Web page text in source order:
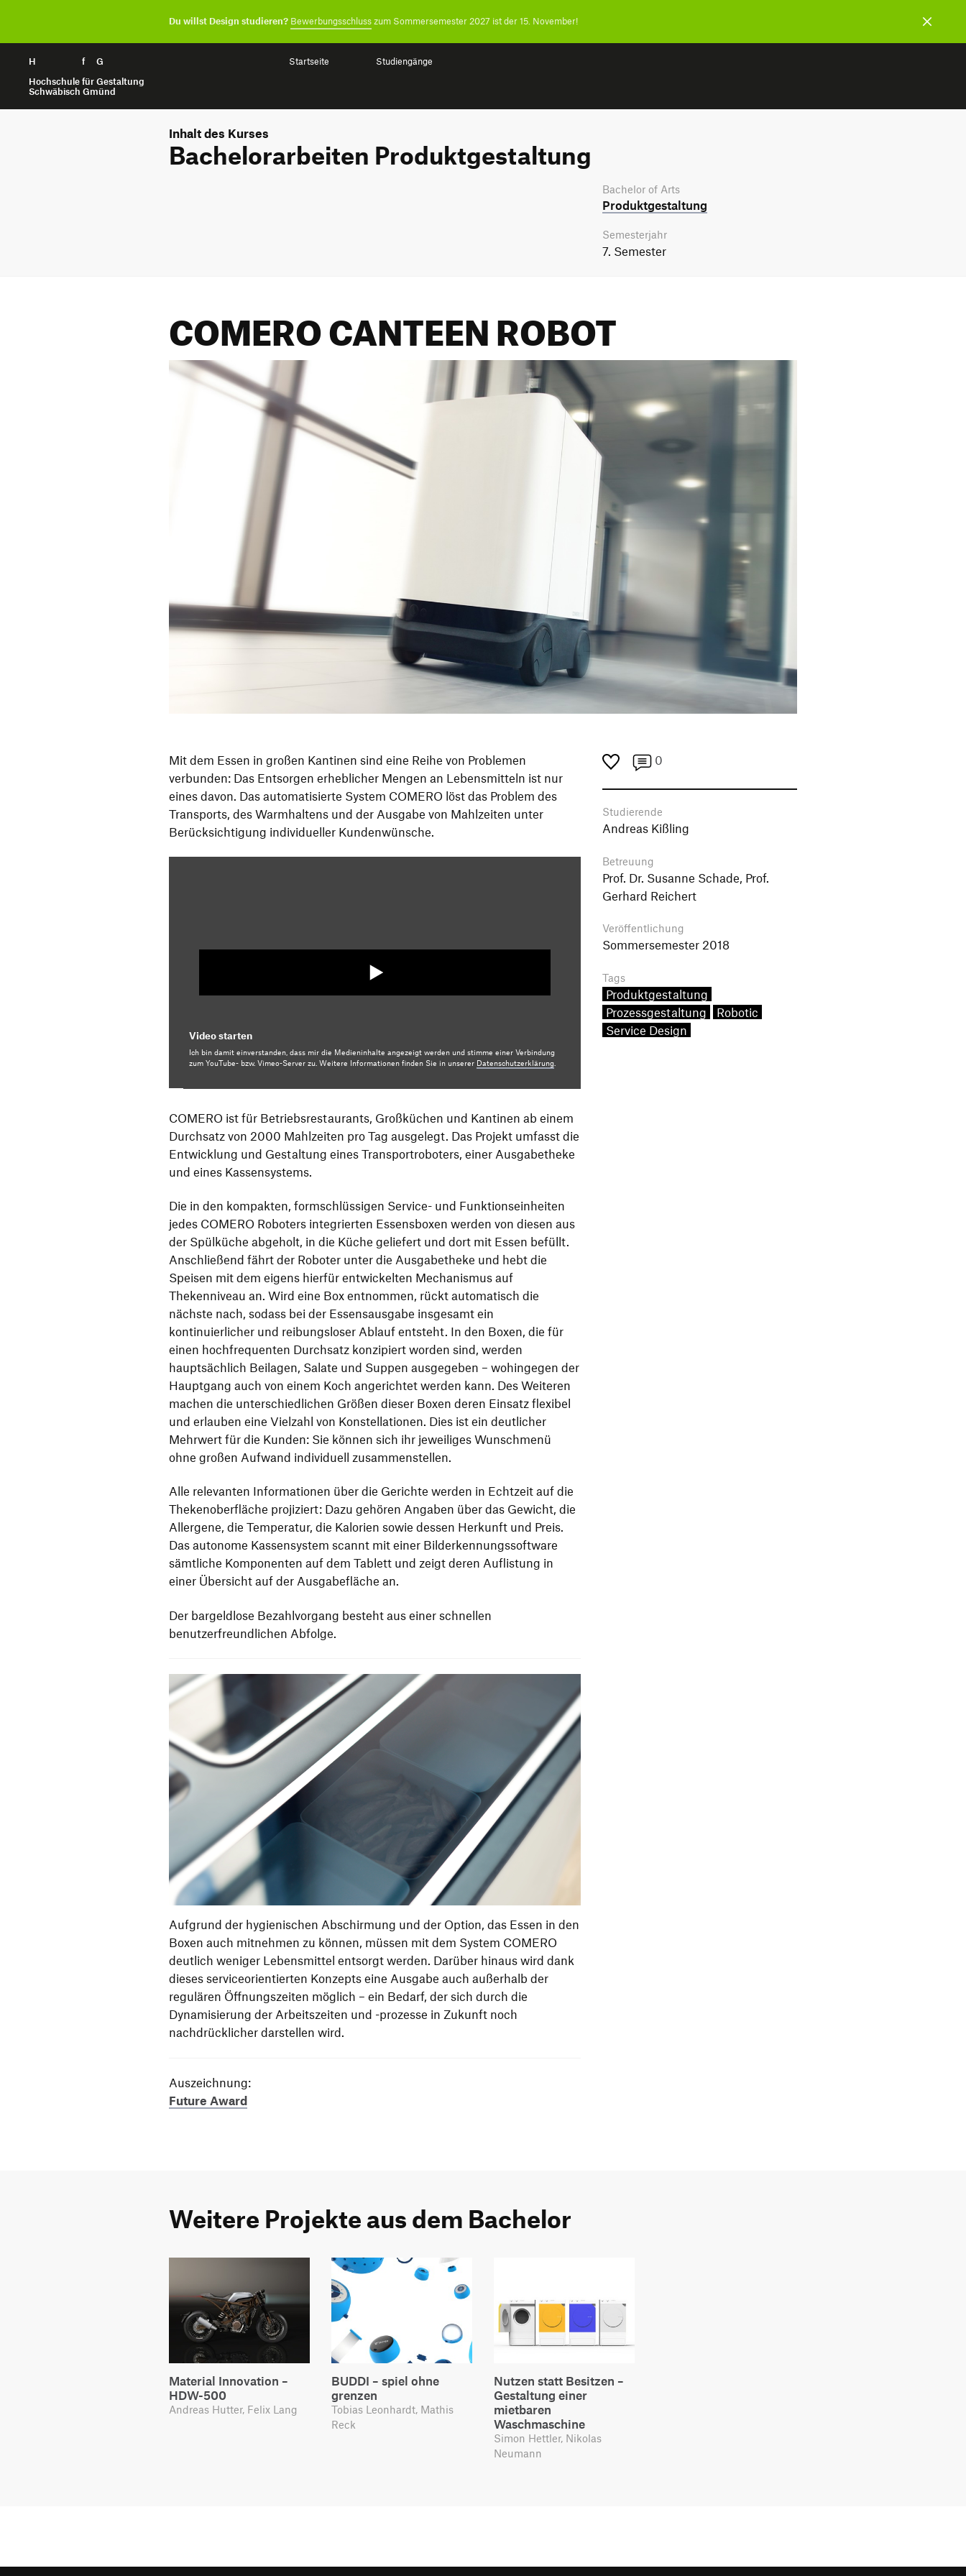
H f
G
Hochschule für Gestaltung
Schwäbisch Gmünd
Zum Seiteninhalt springen Startseite Studiengänge
Du willst Design studieren? Bewerbungsschlusszum Sommersemester 2027 ist der 15. November!
Inhalt des Kurses
Bachelorarbeiten Produktgestaltung
Bachelor of Arts
Produkt­gestaltung
Semesterjahr
7. Semester
COMERO CANTEEN ROBOT
Mit dem Essen in großen Kantinen sind eine Reihe von Problemen
verbunden: Das Entsorgen erheblicher Mengen an Lebensmitteln ist nur
eines davon. Das automatisierte System COMERO löst das Problem des
Transports, des Warmhaltens und der Ausgabe von Mahlzeiten unter
Berücksichtigung individueller Kundenwünsche.
Video starten
Ich bin damit einverstanden, dass mir die Medieninhalte angezeigt werden und stimme einer Verbindung
zum YouTube- bzw. Vimeo-Server zu. Weitere Informationen finden Sie in unserer Datenschutzerklärung
COMERO ist für Betriebsrestaurants, Großküchen und Kantinen ab einem
Durchsatz von 2000 Mahlzeiten pro Tag ausgelegt. Das Projekt umfasst die
Entwicklung und Gestaltung eines Transportroboters, einer Ausgabetheke
und eines Kassensystems.
Die in den kompakten, formschlüssigen Service- und Funktionseinheiten
jedes COMERO Roboters integrierten Essensboxen werden von diesen aus
der Spülküche abgeholt, in die Küche geliefert und dort mit Essen befüllt.
Anschließend fährt der Roboter unter die Ausgabetheke und hebt die
Speisen mit dem eigens hierfür entwickelten Mechanismus auf
Thekenniveau an. Wird eine Box entnommen, rückt automatisch die
nächste nach, sodass bei der Essensausgabe insgesamt ein
kontinuierlicher und reibungsloser Ablauf entsteht. In den Boxen, die für
einen hochfrequenten Durchsatz konzipiert worden sind, werden
hauptsächlich Beilagen, Salate und Suppen ausgegeben – wohingegen der
Hauptgang auch von einem Koch angerichtet werden kann. Des Weiteren
machen die unterschiedlichen Größen dieser Boxen deren Einsatz flexibel
und erlauben eine Vielzahl von Konstellationen. Dies ist ein deutlicher
Mehrwert für die Kunden: Sie können sich ihr jeweiliges Wunschmenü
ohne großen Aufwand individuell zusammenstellen.
Alle relevanten Informationen über die Gerichte werden in Echtzeit auf die
Thekenoberfläche projiziert: Dazu gehören Angaben über das Gewicht, die
Allergene, die Temperatur, die Kalorien sowie dessen Herkunft und Preis.
Das autonome Kassensystem scannt mit einer Bilderkennungssoftware
sämtliche Komponenten auf dem Tablett und zeigt deren Auflistung in
einer Übersicht auf der Ausgabefläche an.
Der bargeldlose Bezahlvorgang besteht aus einer schnellen
benutzerfreundlichen Abfolge.
Aufgrund der hygienischen Abschirmung und der Option, das Essen in den
Boxen auch mitnehmen zu können, müssen mit dem System COMERO
deutlich weniger Lebensmittel entsorgt werden. Darüber hinaus wird dank
dieses serviceorientierten Konzepts eine Ausgabe auch außerhalb der
regulären Öffnungszeiten möglich – ein Bedarf, der sich durch die
Dynamisierung der Arbeitszeiten und -prozesse in Zukunft noch
nachdrücklicher darstellen wird.
Auszeichnung:
Future Award
0
Studierende
Andreas Kißling
Betreuung
Prof. Dr. Susanne Schade, Prof.
Gerhard Reichert
Veröffentlichung
Sommersemester 2018
Tags
Produktgestaltung
Prozessgestaltung
Robotic
Service Design
Weitere Projekte aus dem Bachelor
Material Innovation –
HDW-500
Andreas Hutter, Felix Lang
BUDDI – spiel ohne
grenzen
Tobias Leonhardt, Mathis
Reck
Nutzen statt Besitzen –
Gestaltung einer
mietbaren
Waschmaschine
Simon Hettler, Nikolas
Neumann